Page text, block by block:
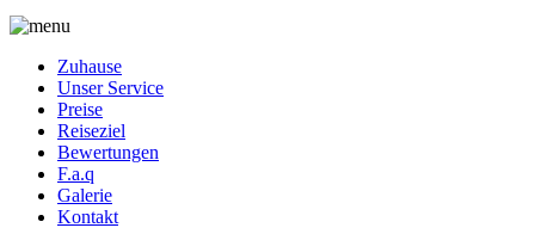
Zuhause
Unser Service
Preise
Reiseziel
Bewertungen
F.a.q
Galerie
Kontakt